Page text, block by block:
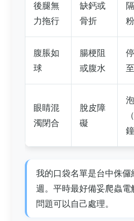
後腿無
力拖行
缺鈣或
骨折
粉
腹脹如
球
腸梗阻
或腹水
眼睛混
濁閉合
脫皮障
礙
鐘
我的口袋名單是台中侏
週。平時最好備妥爬蟲
問題可以自己處理。